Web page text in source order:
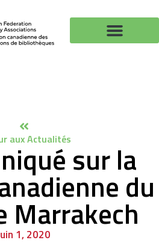
aux Actualitéssur la
du
Marrakech
1, 2020